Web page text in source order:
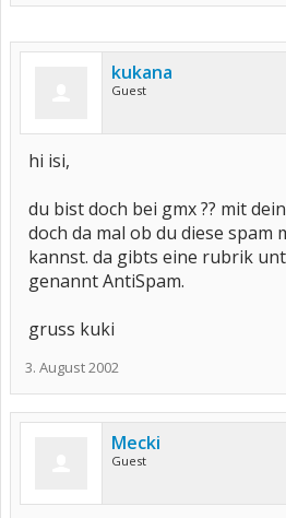
kukana
Guest
hi isi,
du bist doch bei gmx ?? mit
doch da mal ob du diese spam
kannst. da gibts eine rubrik
genannt AntiSpam.
gruss kuki
3. August 2002
Mecki
Guest